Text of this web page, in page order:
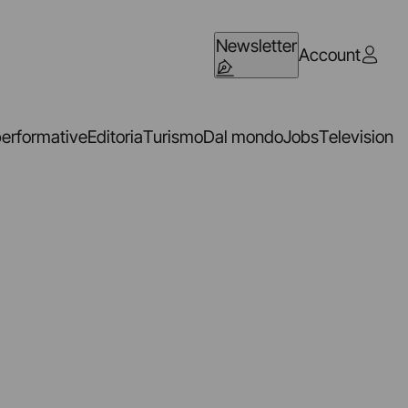
NewsletterAccount
EditoriaTurismoDal mondoJobsTelevision